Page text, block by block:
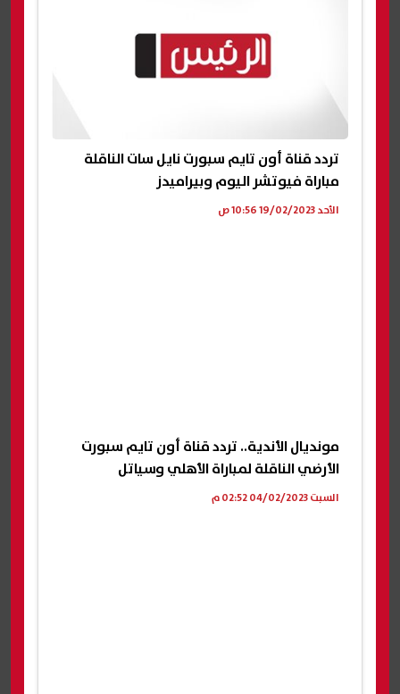
تردد قناة أون تايم سبورت نايل سات الناقلة
مباراة فيوتشر اليوم وبيراميدز
الأحد 19/02/2023 10:56 ص
مونديال الأندية.. تردد قناة أون تايم سبورت
الأرضي الناقلة لمباراة الأهلي وسياتل
السبت 04/02/2023 02:52 م